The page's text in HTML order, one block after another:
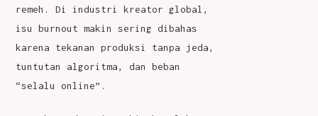
remeh. Di industri kreator global,
isu burnout makin sering dibahas
karena tekanan produksi tanpa jeda,
tuntutan algoritma, dan beban
“selalu online”.